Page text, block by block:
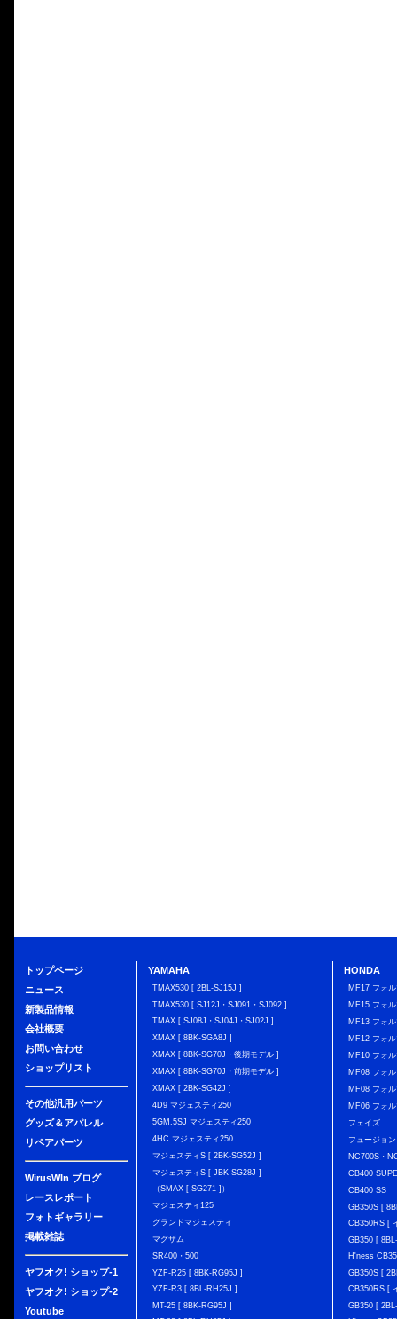
トップページ
ニュース
新製品情報
会社概要
お問い合わせ
ショップリスト
その他汎用パーツ
グッズ＆アパレル
リペアパーツ
WirusWIn ブログ
レースレポート
フォトギャラリー
掲載雑誌
ヤフオク! ショップ-1
ヤフオク! ショップ-2
Youtube
YAMAHA
TMAX530 [ 2BL-SJ15J ]
TMAX530 [ SJ12J・SJ091・SJ092 ]
TMAX [ SJ08J・SJ04J・SJ02J ]
XMAX [ 8BK-SGA8J ]
XMAX [ 8BK-SG70J・後期モデル ]
XMAX [ 8BK-SG70J・前期モデル ]
XMAX [ 2BK-SG42J ]
4D9 マジェスティ250
5GM,5SJ マジェスティ250
4HC マジェスティ250
マジェスティS [ 2BK-SG52J ]
マジェスティS [ JBK-SG28J ]
（SMAX [ SG271 ]）
マジェスティ125
グランドマジェスティ
マグザム
SR400・500
YZF-R25 [ 8BK-RG95J ]
YZF-R3 [ 8BL-RH25J ]
MT-25 [ 8BK-RG95J ]
HONDA
MF17 フォ
MF15 フォ
MF13 フォ
MF12 フォ
MF10 フォ
MF08 フォ
MF08 フォ
MF06 フォ
フェイズ
フュージョン
NC700S・
CB400
CB400 SS
GB350S [
CB350RS [
GB350 [
H'ness
GB350S [
CB350RS [
GB350 [